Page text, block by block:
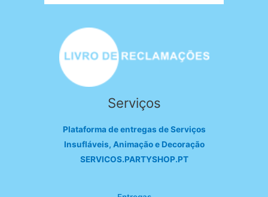
Serviços
Plataforma de entregas de Serviços
Insufláveis, Animação e Decoração
SERVICOS.PARTYSHOP.PT